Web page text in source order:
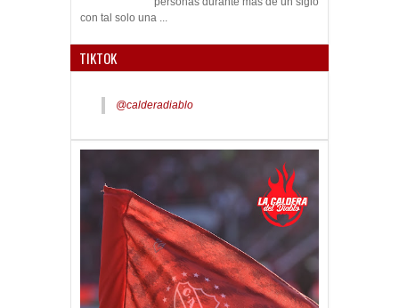
con tal solo una ...
TIKTOK
@calderadiablo